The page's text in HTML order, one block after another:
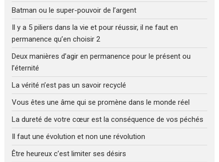
Batman ou le super-pouvoir de l’argent
Il y a 5 piliers dans la vie et pour réussir, il ne faut en
permanence qu’en choisir 2
Deux manières d’agir en permanence pour le présent ou
l’éternité
La vérité n’est pas un savoir recyclé
Vous êtes une âme qui se promène dans le monde réel
La dureté de votre cœur est la conséquence de vos péchés
Il faut une évolution et non une révolution
Être heureux c’est limiter ses désirs